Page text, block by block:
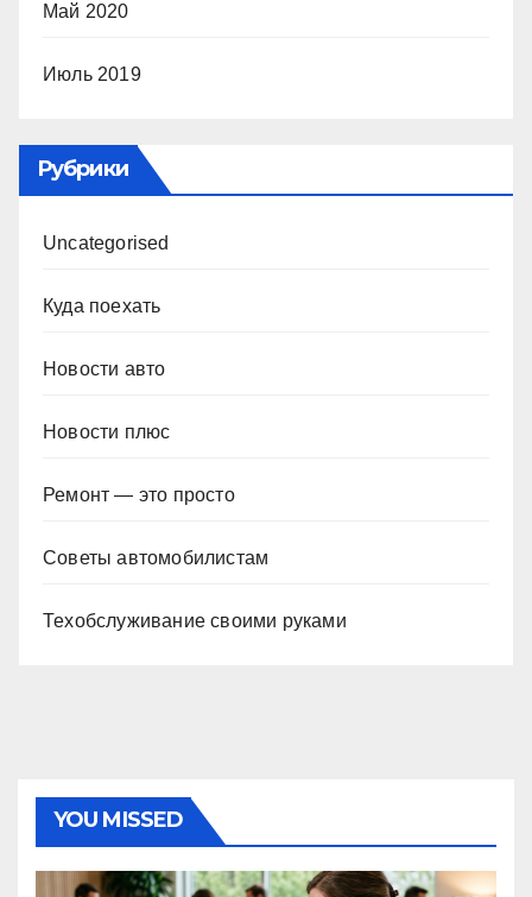
Май 2020
Июль 2019
Рубрики
Uncategorised
Куда поехать
Новости авто
Новости плюс
Ремонт — это просто
Советы автомобилистам
Техобслуживание своими руками
YOU MISSED